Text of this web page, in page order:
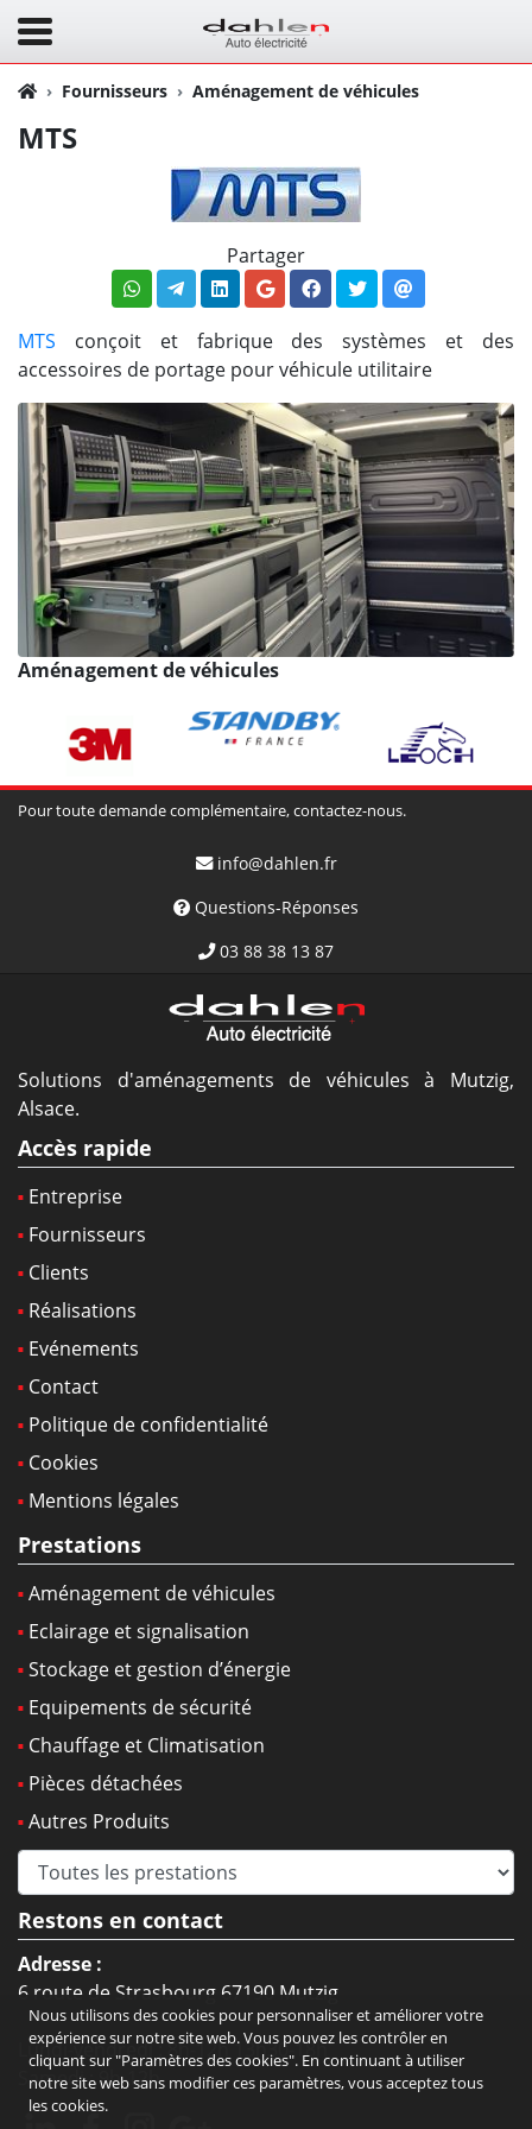
Fournisseurs Aménagement de véhicules
MTS
Partager
MTS conçoit et fabrique des systèmes et des
accessoires de portage pour véhicule utilitaire
Aménagement de véhicules
Pour toute demande complémentaire, contactez-nous.
info@dahlen.fr
Questions-Réponses
03 88 38 13 87
Solutions d'aménagements de véhicules à Mutzig,
Alsace.
Accès rapide
Entreprise
Fournisseurs
Clients
Réalisations
Evénements
Contact
Politique de confidentialité
Cookies
Mentions légales
Prestations
Aménagement de véhicules
Eclairage et signalisation
Stockage et gestion d’énergie
Equipements de sécurité
Chauffage et Climatisation
Pièces détachées
Autres Produits
Restons en contact
Adresse :
6 route de Strasbourg 67190 Mutzig
Lundi-vendredi : 8h-12h 13h30-18h
Samedi : 9h-12h
Nous utilisons des cookies pour personnaliser et améliorer votre
expérience sur notre site web. Vous pouvez les contrôler en
cliquant sur "Paramètres des cookies". En continuant à utiliser
notre site web sans modifier ces paramètres, vous acceptez tous
les cookies.